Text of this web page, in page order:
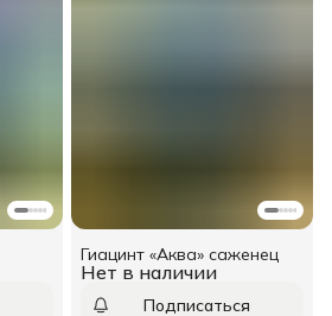
Нет в наличии
Гиацинт «Аква» саженец
Подписаться